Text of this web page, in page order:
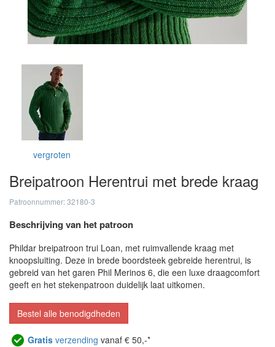
vergroten
Breipatroon Herentrui met brede kraag
Patroonnummer: 32180-3
Beschrijving van het patroon
Phildar breipatroon trui Loan, met ruimvallende kraag met
knoopsluiting. Deze in brede boordsteek gebreide herentrui, is
gebreid van het garen Phil Merinos 6, die een luxe draagcomfort
geeft en het stekenpatroon duidelijk laat uitkomen.
Bestel alle benodigdheden
Gratis verzending vanaf € 50,-*